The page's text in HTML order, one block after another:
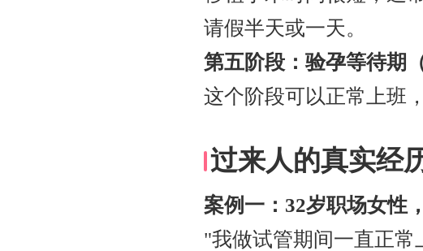
请假半天或一天。
第五阶段：验孕等待期（
这个阶段可以正常上班
过来人的真实经
案例一：32岁职场女性
"我做试管期间一直正常